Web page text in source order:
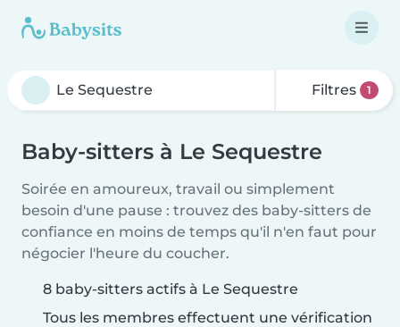
Filtres 1
Baby-sitters à Le Sequestre
Soirée en amoureux, travail ou simplement
besoin d'une pause : trouvez des baby-sitters de
confiance en moins de temps qu'il n'en faut pour
négocier l'heure du coucher.
8 baby-sitters actifs à Le Sequestre
Tous les membres effectuent une vérification